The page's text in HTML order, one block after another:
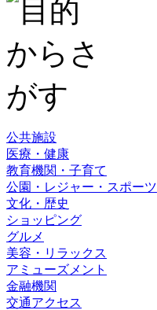
公共施設
医療・健康
教育機関・子育て
公園・レジャー・スポーツ
文化・歴史
ショッピング
グルメ
美容・リラックス
アミューズメント
金融機関
交通アクセス